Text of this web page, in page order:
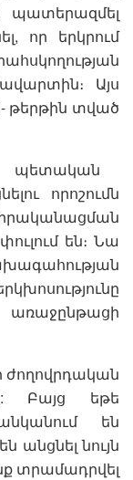
պատերազմել
որ երկրում
Այս
թերթին տված
պետական
որոշումն
են։ Նա
ժողովրդական
Բայց եթե
են
անցնել նույն
տրամադրվել